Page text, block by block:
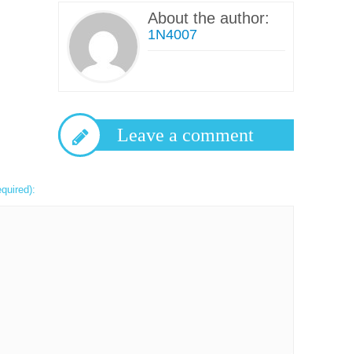
About the author:
1N4007
Leave a comment